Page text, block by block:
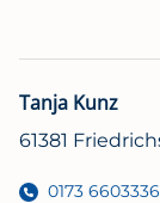
Tanja Kunz
61381
0173 6603336